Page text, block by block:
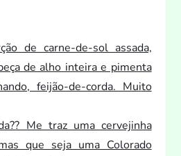
de carne-de-sol assada,
de alho inteira e pimenta
feijão-de-corda. Muito
Me traz uma cervejinha
que seja uma Colorado